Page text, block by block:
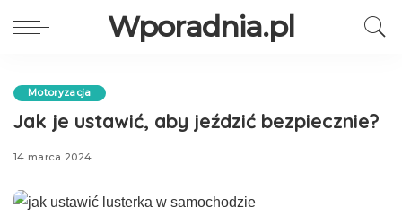
Wporadnia.pl
Motoryzacja
Jak je ustawić, aby jeździć bezpiecznie?
14 marca 2024